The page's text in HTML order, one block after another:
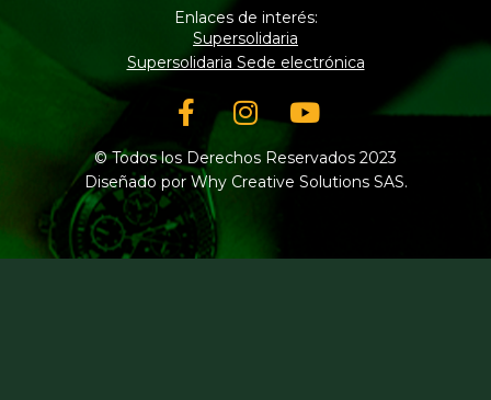
Enlaces de interés:
Supersolidaria
Supersolidaria Sede electrónica
Facebook-
f
Instagram
Youtube
© Todos los Derechos Reservados 2023
Diseñado por Why Creative Solutions SAS.